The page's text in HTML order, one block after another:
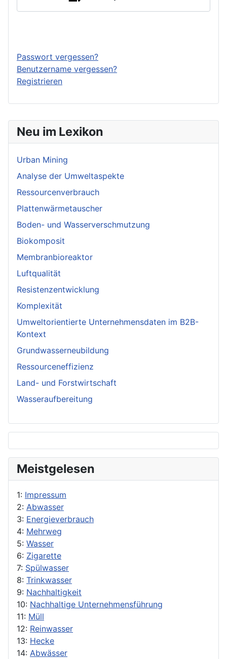
Neu im Lexikon
Urban Mining
Analyse der Umweltaspekte
Ressourcenverbrauch
Plattenwärmetauscher
Boden- und Wasserverschmutzung
Biokomposit
Membranbioreaktor
Luftqualität
Resistenzentwicklung
Komplexität
Umweltorientierte Unternehmensdaten im B2B-
Kontext
Grundwasserneubildung
Ressourceneffizienz
Land- und Forstwirtschaft
Wasseraufbereitung
Meistgelesen
1: Impressum
2: Abwasser
3: Energieverbrauch
4: Mehrweg
5: Wasser
6: Zigarette
7: Spülwasser
8: Trinkwasser
9: Nachhaltigkeit
10: Nachhaltige Unternehmensführung
11: Müll
12: Reinwasser
13: Hecke
14: Abwässer
Passwort vergessen?
Benutzername vergessen?
Registrieren